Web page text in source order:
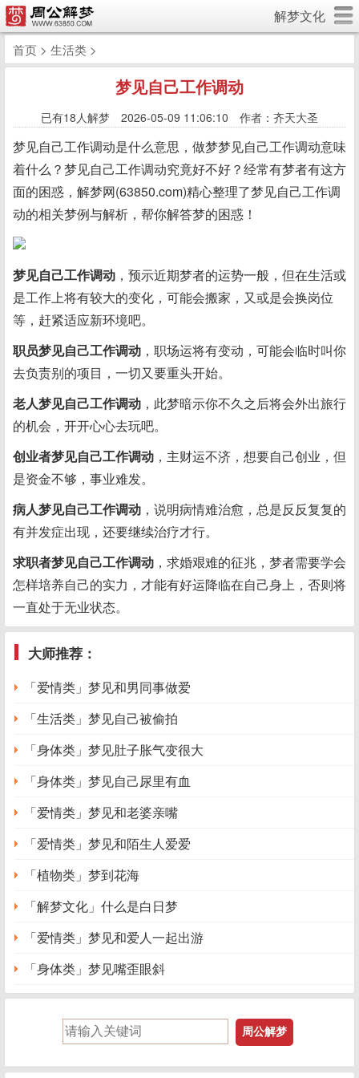
解梦文化
首页 > 生活类 >
梦见自己工作调动
已有18人解梦 2026-05-09 11:06:10 作者：齐天大圣
梦见自己工作调动是什么意思，做梦梦见自己工作调动意味
着什么？梦见自己工作调动究竟好不好？经常有梦者有这方
面的困惑，解梦网(63850.com)精心整理了梦见自己工作调
动的相关梦例与解析，帮你解答梦的困惑！
梦见自己工作调动 ，预示近期梦者的运势一般，但在生活或
是工作上将有较大的变化，可能会搬家，又或是会换岗位
等，赶紧适应新环境吧。
职员梦见自己工作调动 ，职场运将有变动，可能会临时叫你
去负责别的项目，一切又要重头开始。
老人梦见自己工作调动 ，此梦暗示你不久之后将会外出旅行
的机会，开开心心去玩吧。
创业者梦见自己工作调动 ，主财运不济，想要自己创业，但
是资金不够，事业难发。
病人梦见自己工作调动 ，说明病情难治愈，总是反反复复的
有并发症出现，还要继续治疗才行。
求职者梦见自己工作调动 ，求婚艰难的征兆，梦者需要学会
怎样培养自己的实力，才能有好运降临在自己身上，否则将
一直处于无业状态。
大师推荐：
「爱情类」梦见和男同事做爱
「生活类」梦见自己被偷拍
「身体类」梦见肚子胀气变很大
「身体类」梦见自己尿里有血
「爱情类」梦见和老婆亲嘴
「爱情类」梦见和陌生人爱爱
「植物类」梦到花海
「解梦文化」什么是白日梦
「爱情类」梦见和爱人一起出游
「身体类」梦见嘴歪眼斜